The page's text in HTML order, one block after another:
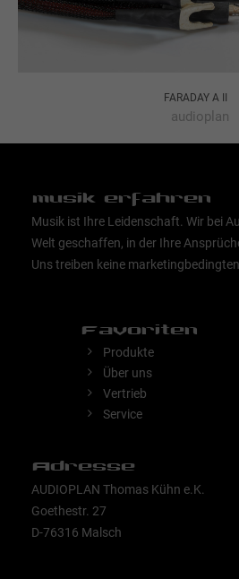
FARADAY A II
audioplan
musik erfahren
Musik ist Ihre Leidenschaft. Wir bei
Welt geschaffen, in der Ihre
Uns treiben keine
Favoriten
Produkte
Über uns
Vertrieb
Service
Adresse
AUDIOPLAN Thomas Kühn e.K.
Goethestr. 27
D-76316 Malsch